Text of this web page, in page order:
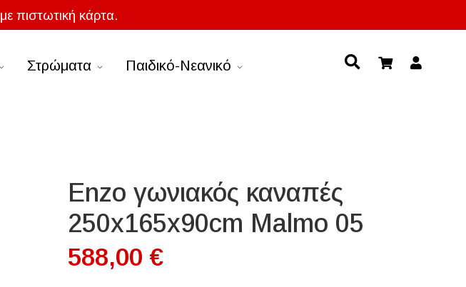
με πιστωτική κάρτα.
Στρώματα Παιδικό-Νεανικό
Enzo γωνιακός καναπές
250x165x90cm Malmo 05
588,00 €